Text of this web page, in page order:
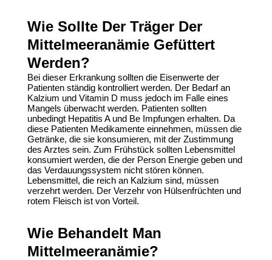
Wie Sollte Der Träger Der
Mittelmeeranämie Gefüttert
Werden?
Bei dieser Erkrankung sollten die Eisenwerte der
Patienten ständig kontrolliert werden. Der Bedarf an
Kalzium und Vitamin D muss jedoch im Falle eines
Mangels überwacht werden. Patienten sollten
unbedingt Hepatitis A und Be Impfungen erhalten. Da
diese Patienten Medikamente einnehmen, müssen die
Getränke, die sie konsumieren, mit der Zustimmung
des Arztes sein. Zum Frühstück sollten Lebensmittel
konsumiert werden, die der Person Energie geben und
das Verdauungssystem nicht stören können.
Lebensmittel, die reich an Kalzium sind, müssen
verzehrt werden. Der Verzehr von Hülsenfrüchten und
rotem Fleisch ist von Vorteil.
Wie Behandelt Man
Mittelmeeranämie?